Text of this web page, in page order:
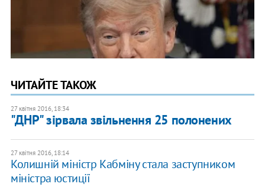
ЧИТАЙТЕ ТАКОЖ
27 квітня 2016, 18:34
"ДНР" зірвала звільнення 25 полонених
27 квітня 2016, 18:14
Колишній міністр Кабміну стала заступником
міністра юстиції